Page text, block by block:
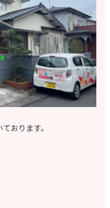
おります。